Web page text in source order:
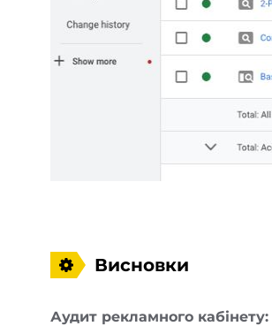
Висновки
Аудит рекламного кабінету: